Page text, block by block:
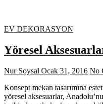
EV DEKORASYON
Yöresel
Nur Soysal Ocak 31, 2016 No
Konsept mekan tasarımına
yöresel aksesuarlar,